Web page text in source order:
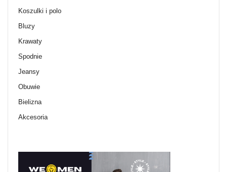
Koszulki i polo
Bluzy
Krawaty
Spodnie
Jeansy
Obuwie
Bielizna
Akcesoria